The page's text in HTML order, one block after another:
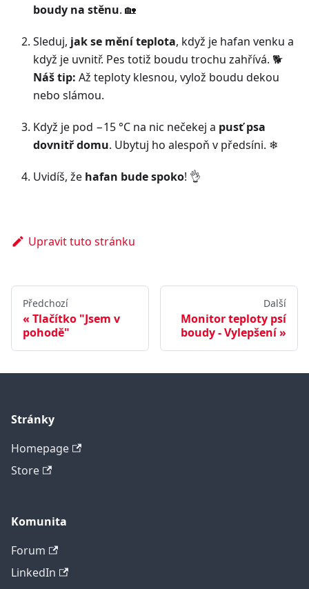
boudy na stěnu. 🏡
Sleduj, jak se mění teplota, když je hafan venku a
když je uvnitř. Pes totiž boudu trochu zahřívá. 🐕
Náš tip: Až teploty klesnou, vylož boudu dekou
nebo slámou.
Když je pod −15 °C na nic nečekej a pusť psa
dovnitř domu. Ubytuj ho alespoň v předsíni. ❄
Uvidíš, že hafan bude spoko! 👌
Upravit tuto stránku
Předchozí
Tlačítko "Jsem v
pohodě"
Další
Monitor teploty psí
boudy - Vylepšení
Stránky
Homepage
Store
Komunita
Forum
LinkedIn